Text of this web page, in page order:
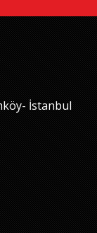
İstanbul